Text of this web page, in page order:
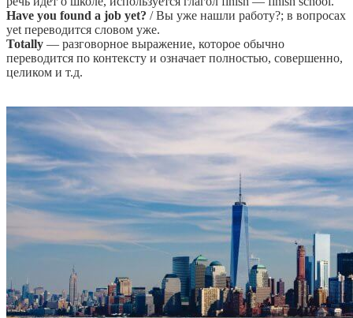
Have you found a job yet? / Вы уже нашли работу?; в вопросах
yet переводится словом уже.
Totally — разговорное выражение, которое обычно
переводится по контексту и означает полностью, совершенно,
целиком и т.д.